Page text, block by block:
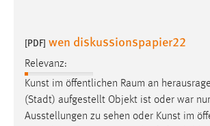
[PDF] wen diskussionspapier22
Relevanz:
Kunst im öffentlichen Raum an
(Stadt) aufgestellt Objekt ist oder war
Ausstellungen zu sehen oder Kunst im